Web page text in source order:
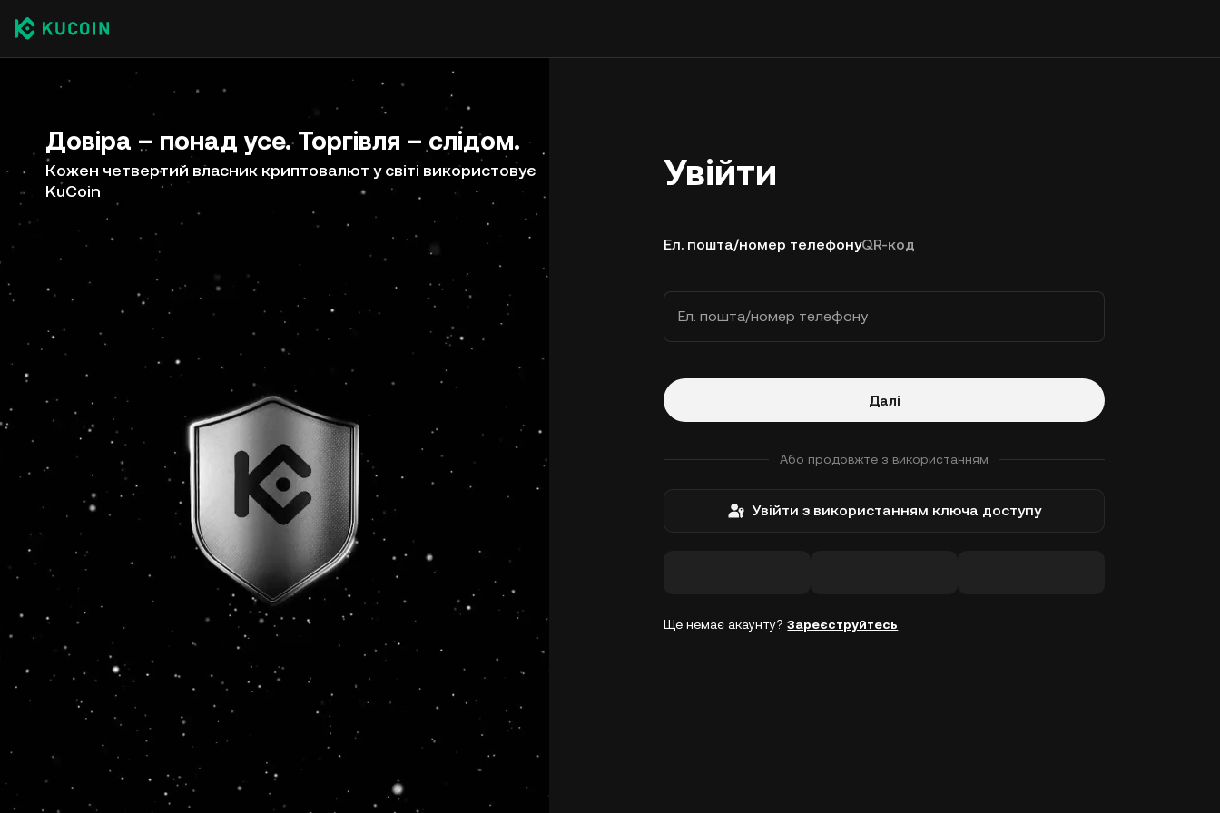
Довіра – понад усе. Торгівля – слідом.
Кожен четвертий власник криптовалют у світі використовує
KuCoin
Увійти
Ел. пошта/номер телефонуQR-код
Ел. пошта/номер телефону
Далі
Або продовжте з використанням
Увійти з використанням ключа доступу
Ще немає акаунту?Зареєструйтесь